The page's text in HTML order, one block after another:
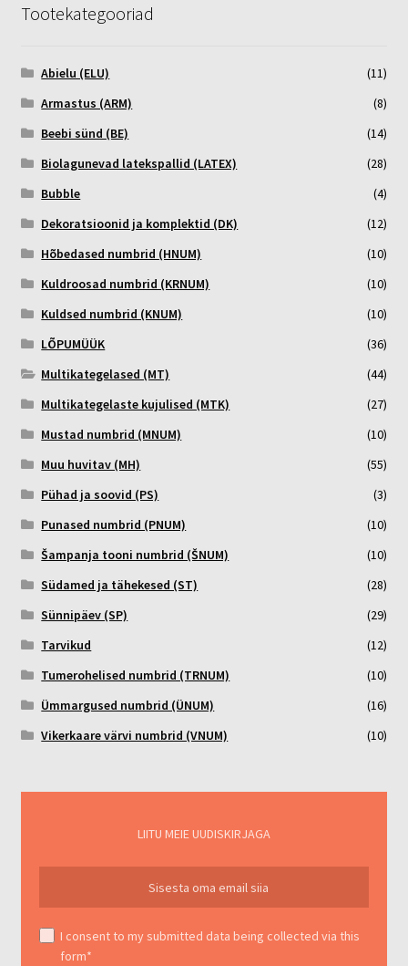
Tootekategooriad
Abielu (ELU)
(11)
Armastus (ARM)
(8)
Beebi sünd (BE)
(14)
Biolagunevad latekspallid (LATEX)
(28)
Bubble
(4)
Dekoratsioonid ja komplektid (DK)
(12)
Hõbedased numbrid (HNUM)
(10)
Kuldroosad numbrid (KRNUM)
(10)
Kuldsed numbrid (KNUM)
(10)
LÕPUMÜÜK
(36)
Multikategelased (MT)
(44)
Multikategelaste kujulised (MTK)
(27)
Mustad numbrid (MNUM)
(10)
Muu huvitav (MH)
(55)
Pühad ja soovid (PS)
(3)
Punased numbrid (PNUM)
(10)
Šampanja tooni numbrid (ŠNUM)
(10)
Südamed ja tähekesed (ST)
(28)
Sünnipäev (SP)
(29)
Tarvikud
(12)
Tumerohelised numbrid (TRNUM)
(10)
Ümmargused numbrid (ÜNUM)
(16)
Vikerkaare värvi numbrid (VNUM)
(10)
LIITU MEIE UUDISKIRJAGA
I consent to my submitted data being collected via this
form*